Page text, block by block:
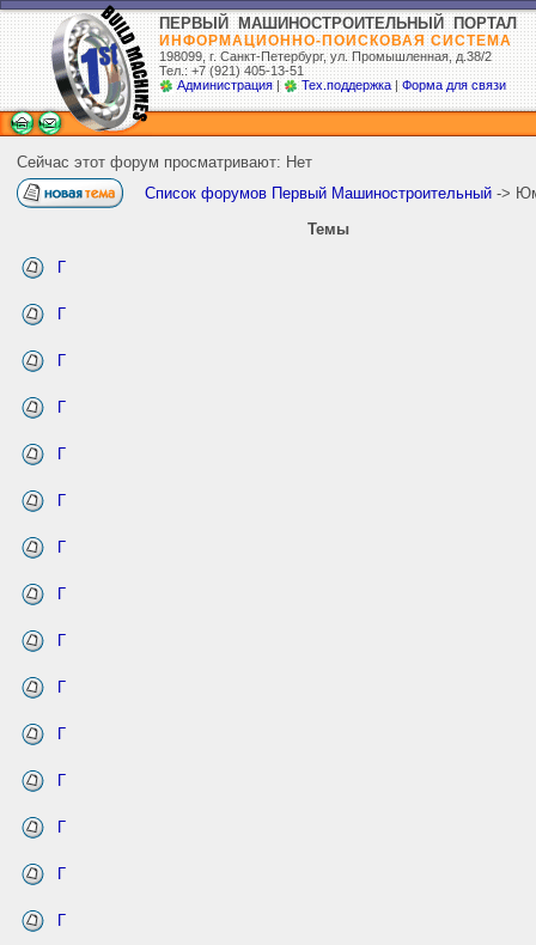
ПЕРВЫЙ МАШИНОСТРОИТЕЛЬНЫЙ ПОРТАЛ
ИНФОРМАЦИОННО-ПОИСКОВАЯ СИСТЕМА
198099, г. Санкт-Петербург,ул. Промышленная, д.38/2
Тел.: +7 (921) 405-13-51
Администрация| Тех.поддержка|Форма для связи
Сейчас этот форум просматривают: Нет
Список форумов Первый Машиностроительный ->
Темы
Г
Г
Г
Г
Г
Г
Г
Г
Г
Г
Г
Г
Г
Г
Г